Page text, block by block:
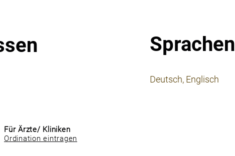
Sprachen
Deutsch, Englisch
Für Ärzte/ Kliniken
Ordination eintragen